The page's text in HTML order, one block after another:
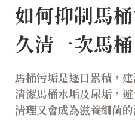
如何抑制馬
久清一次馬
馬桶污垢是逐日累積，
清潔馬桶水垢及尿垢，
清理又會成為滋養細菌的